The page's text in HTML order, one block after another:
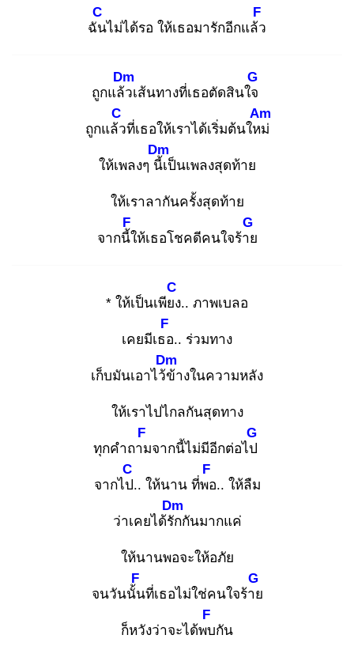
ฉัน
C
ไม่ได้รอ ให้เธอมารักอีกแล้ว
F
ถูกแล้ว
Dm
เส้นทางที่เธอตัดสินใจ
G
ถูกแล้ว
C
ที่เธอให้เราได้เริ่มต้นใหม่
Am
ให้เพลงๆ นี้เ
Dm
ป็นเพลงสุดท้าย
ให้เราลากันครั้งสุดท้าย
จากนี้ใ
F
ห้เธอโชคดีคนใจร้าย
G
* ให้เป็นเพียง
C
.. ภาพเบลอ
เคยมีเธอ
F
.. ร่วมทาง
เก็บมันเอาไว้ข้
Dm
างในความหลัง
ให้เราไปไกลกันสุดทาง
ทุกคำถาม
F
จากนี้ไม่มีอีกต่อไป
G
จากไป.
C
. ให้นาน ที่พอ
F
.. ให้ลืม
ว่าเคยได้รัก
Dm
กันมากแค่
ให้นานพอจะให้อภัย
จนวันนั้น
F
ที่เธอไม่ใช่คนใจร้าย
G
ก็หวังว่าจะได้พบ
F
กัน